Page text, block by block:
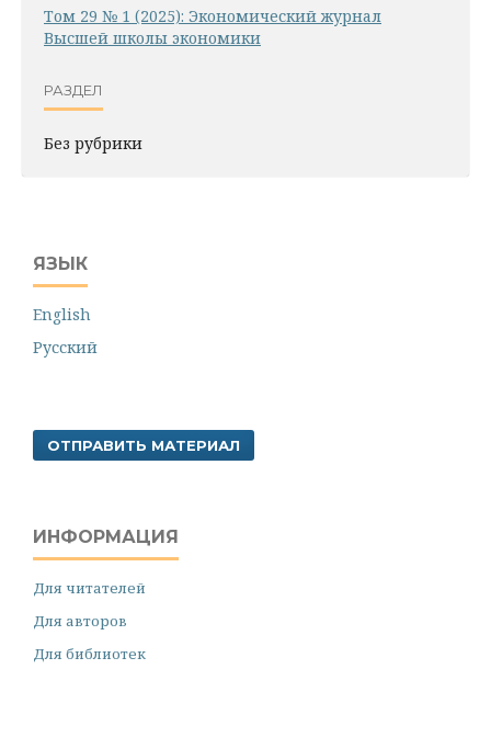
Том 29 № 1 (2025): Экономический журнал
Высшей школы экономики
РАЗДЕЛ
Без рубрики
ЯЗЫК
English
Русский
ОТПРАВИТЬ МАТЕРИАЛ
ИНФОРМАЦИЯ
Для читателей
Для авторов
Для библиотек